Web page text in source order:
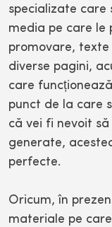
specializate care
media pe care le
promovare,
diverse pagini,
care
punct de la care
că vei fi nevoit
generate,
perfecte.
Oricum, în
materiale pe